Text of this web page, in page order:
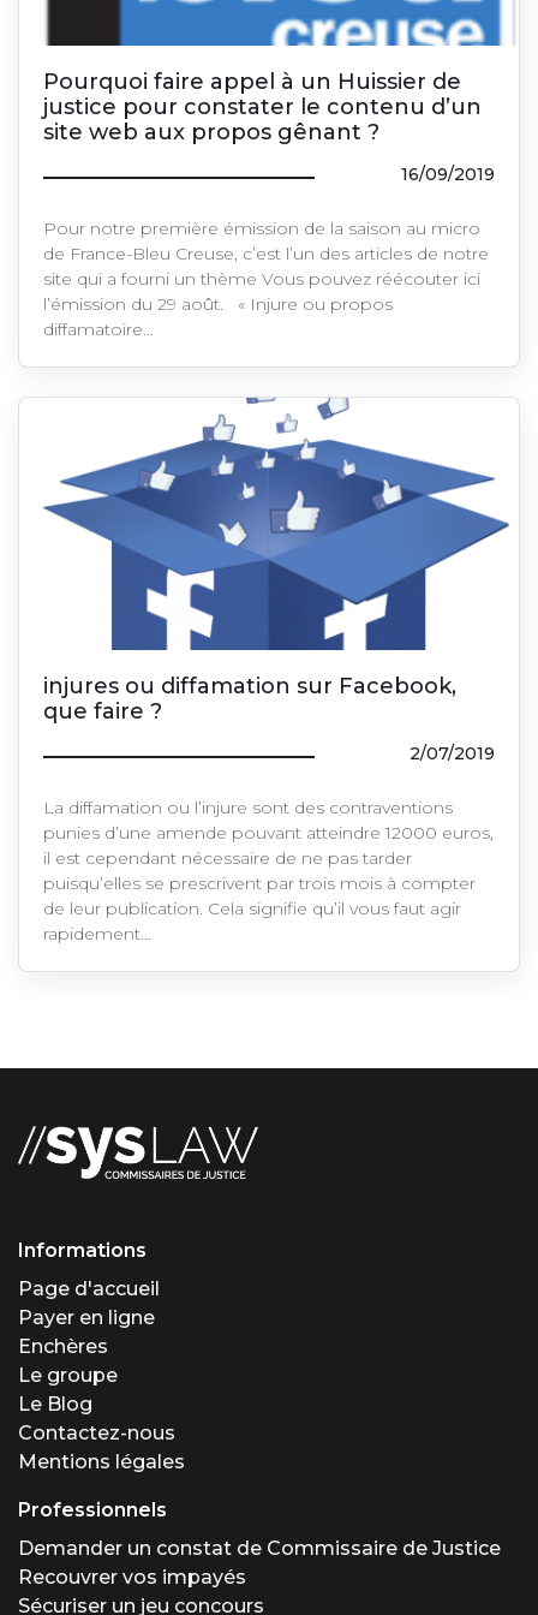
Pourquoi faire appel à un Huissier de
justice pour constater le contenu d’un
site web aux propos gênant ?
16/09/2019
Pour notre première émission de la saison au micro
de France-Bleu Creuse, c’est l’un des articles de notre
site qui a fourni un thème Vous pouvez réécouter ici
l’émission du 29 août. « Injure ou propos
diffamatoire…
injures ou diffamation sur Facebook,
que faire ?
2/07/2019
La diffamation ou l’injure sont des contraventions
punies d’une amende pouvant atteindre 12000 euros,
il est cependant nécessaire de ne pas tarder
puisqu’elles se prescrivent par trois mois à compter
de leur publication. Cela signifie qu’il vous faut agir
rapidement…
Informations
Page d'accueil
Payer en ligne
Enchères
Le groupe
Le Blog
Contactez-nous
Mentions légales
Professionnels
Demander un constat de Commissaire de Justice
Recouvrer vos impayés
Sécuriser un jeu concours